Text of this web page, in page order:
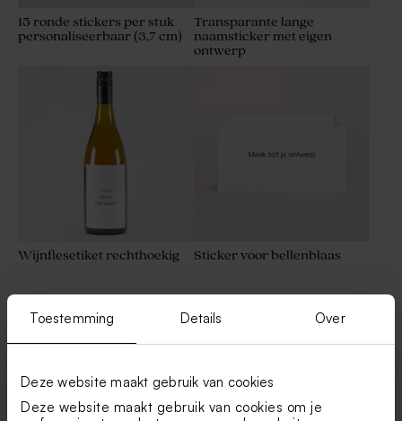
Toestemming Details Over
Deze website maakt gebruik van cookies
Deze website maakt gebruik van cookies om je
15 ronde stickers per stuk
personaliseerbaar (3,7 cm)
Transparante lange
naamsticker met eigen
ontwerp
Wijnflesetiket rechthoekig Sticker voor bellenblaas